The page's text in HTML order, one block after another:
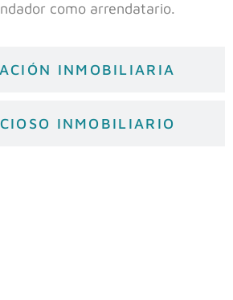
INMOBILIARIA
INMOBILIARIO
como arrendatario.